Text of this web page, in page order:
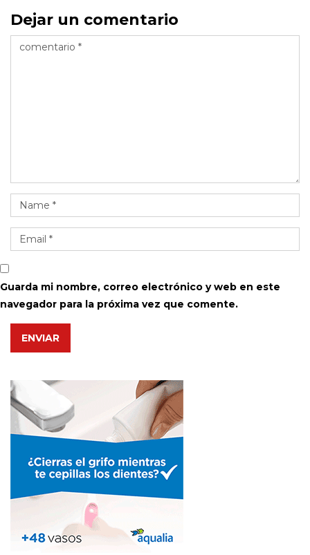
Dejar un comentario
Guarda mi nombre, correo electrónico y web en este
navegador para la próxima vez que comente.
ENVIAR